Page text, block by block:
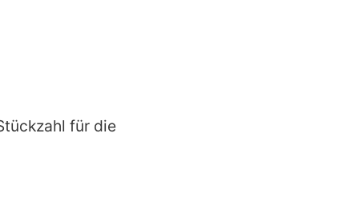
für die